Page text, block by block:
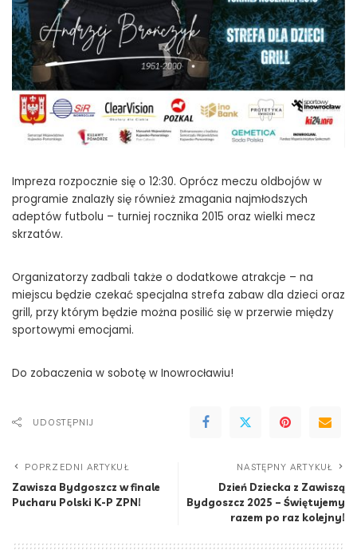
Impreza rozpocznie się o 12:30. Oprócz meczu oldbojów w
programie znalazły się również zmagania najmłodszych
adeptów futbolu – turniej rocznika 2015 oraz wielki mecz
skrzatów.
Organizatorzy zadbali także o dodatkowe atrakcje – na
miejscu będzie czekać specjalna strefa zabaw dla dzieci oraz
grill, przy którym będzie można posilić się w przerwie między
sportowymi emocjami.
Do zobaczenia w sobotę w Inowrocławiu!
UDOSTĘPNIJ
POPRZEDNI ARTYKUŁ
Zawisza Bydgoszcz w finale
Pucharu Polski K-P ZPN!
NASTĘPNY ARTYKUŁ
Dzień Dziecka z Zawiszą
Bydgoszcz 2025 – Świętujemy
razem po raz kolejny!